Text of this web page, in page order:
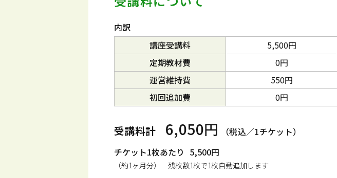
内訳
講座受講料
5,500円
定期教材費
0円
運営維持費
550円
初回追加費
0円
受講料計 6,050円
（税込／1チケット）
チケット1枚あたり 5,500円
（約1ヶ月分） 残枚数1枚で1枚自動追加します